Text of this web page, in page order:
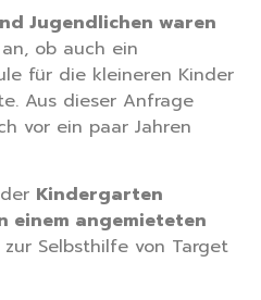
Jugendlichen waren
ob auch ein
für die kleineren Kinder
Aus dieser Anfrage
vor ein paar Jahren
Kindergarten
einem angemieteten
Selbsthilfe von Target